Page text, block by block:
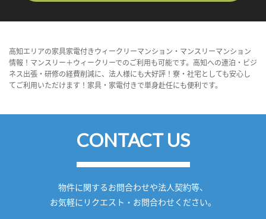
高知エリアの家具家電付きウィークリーマンション・マンスリーマンション
情報！マンスリー＋ウィークリーでのご利用も可能です。高知への連泊・ビジ
ネス出張・研修の経費削減に、法人様にも大好評！寮・社宅としても安心し
てご利用いただけます！家具・家電付きで単身赴任にも便利です。
CONTACT US
物件に関するお問合わせや法人契約等、
お気軽にリクエスト・お問合わせください。